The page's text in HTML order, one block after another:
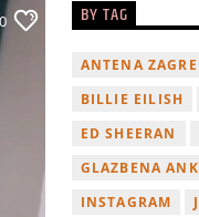
0 BY TAG
ANTENA
BILLIE EILISH
ED SHEERAN
GLAZBENA
INSTAGRAM